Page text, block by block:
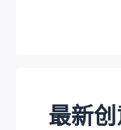
最新